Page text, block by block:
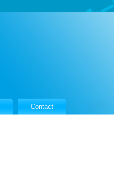
Contact